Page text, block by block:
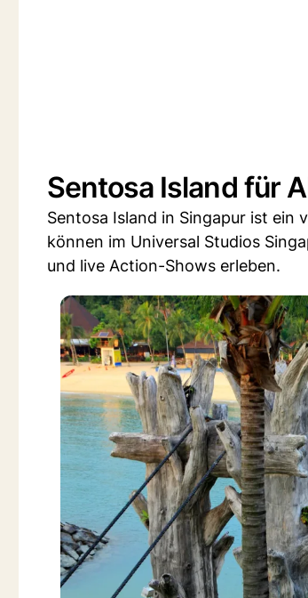
Sentosa Island für
Sentosa Island in Singapur ist ein
können im Universal Studios
und live Action-Shows erleben.